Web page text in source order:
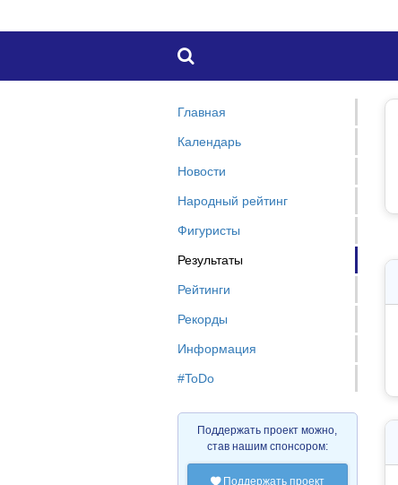

Главная
Календарь
Новости
Народный рейтинг
Фигуристы
Результаты
Рейтинги
Рекорды
Информация
#ToDo
Поддержать проект можно,
став нашим спонсором:
Поддержать проект